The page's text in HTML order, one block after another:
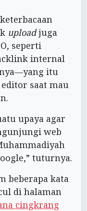
uploadjuga
seperti
internal
itu
saat mau
upaya agar
web
tuturnya.
beberapa kata
di halaman
cingkrang